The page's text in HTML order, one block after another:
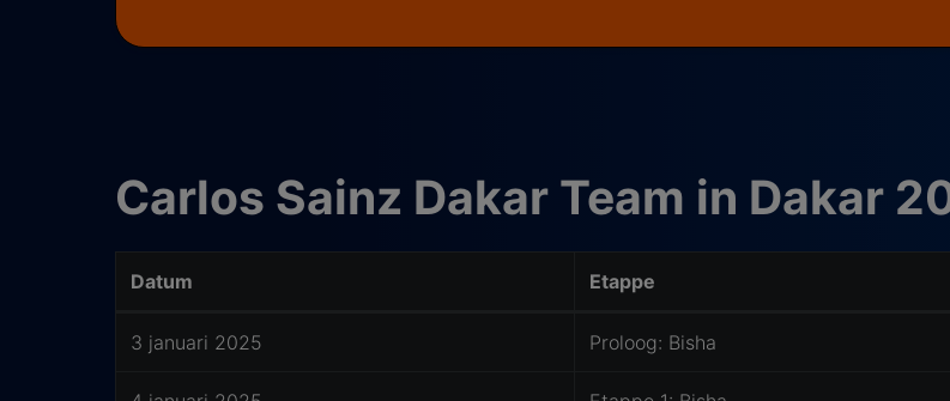
Carlos Sainz Dakar Team in Dakar
Datum Etappe
3 januari 2025 Proloog: Bisha